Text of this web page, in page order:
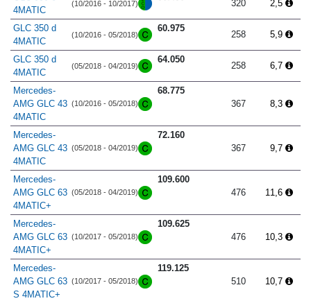
4MATIC
(10/2016 - 10/2017) 320 2,5
GLC 350 d
4MATIC
(10/2016 - 05/2018)
60.975
258 5,9
GLC 350 d
4MATIC
(05/2018 - 04/2019)
64.050
258 6,7
Mercedes-
AMG GLC 43
4MATIC
(10/2016 - 05/2018)
68.775
367
8,3
Mercedes-
AMG GLC 43
4MATIC
(05/2018 - 04/2019)
72.160
367
9,7
Mercedes-
AMG GLC 63
4MATIC+
(05/2018 - 04/2019)
109.600
476
11,6
Mercedes-
AMG GLC 63
4MATIC+
(10/2017 - 05/2018)
109.625
476
10,3
Mercedes-
AMG GLC 63
S 4MATIC+
(10/2017 - 05/2018)
119.125
510
10,7